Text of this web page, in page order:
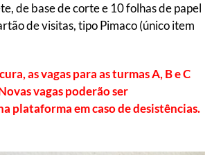
de base de corte e 10 folhas de papel
de visitas, tipo Pimaco (único item
as vagas para as turmas A, B e C
vagas poderão ser
plataforma em caso de desistências.